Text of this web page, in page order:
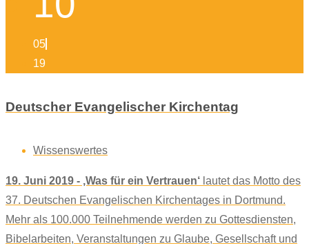
05
19
Deutscher Evangelischer Kirchentag
Wissenswertes
19. Juni 2019 - ‚Was für ein Vertrauen‘ lautet das Motto des
37. Deutschen Evangelischen Kirchentages in Dortmund.
Mehr als 100.000 Teilnehmende werden zu Gottesdiensten,
Bibelarbeiten, Veranstaltungen zu Glaube, Gesellschaft und